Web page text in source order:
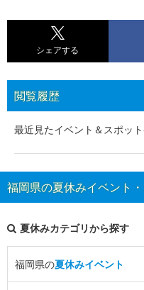
シェアする
閲覧履歴
最近見たイベント＆スポット
福岡県の夏休みイベント
夏休みカテゴリから探す
福岡県の夏休みイベント